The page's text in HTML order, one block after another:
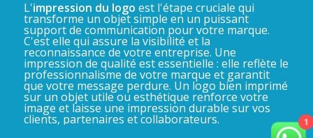
L'impression du logo est l'étape cruciale qui
transforme un objet simple en un puissant
support de communication pour votre marque.
C'est elle qui assure la visibilité et la
reconnaissance de votre entreprise. Une
impression de qualité est essentielle : elle reflète le
professionnalisme de votre marque et garantit
que votre message perdure. Un logo bien imprimé
sur un objet utile ou esthétique renforce votre
image et laisse une impression durable sur vos
clients, partenaires et collaborateurs. 1